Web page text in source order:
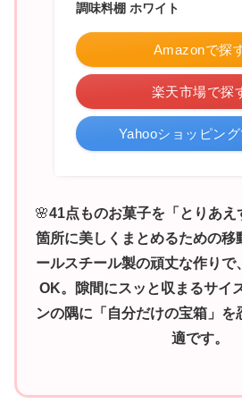
調味料棚 ホワイト
Amazonで探
楽天市場で探
Yahooショッピン
🌸41点ものお菓子を「とりあえ
箇所に美しくまとめるための移
ールスチール製の頑丈な作りで
OK。隙間にスッと収まるサイ
ンの隅に「自分だけの宝箱」を
適です。